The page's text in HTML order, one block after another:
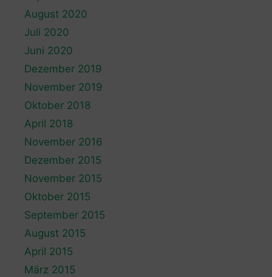
August 2020
Juli 2020
Juni 2020
Dezember 2019
November 2019
Oktober 2018
April 2018
November 2016
Dezember 2015
November 2015
Oktober 2015
September 2015
August 2015
April 2015
März 2015